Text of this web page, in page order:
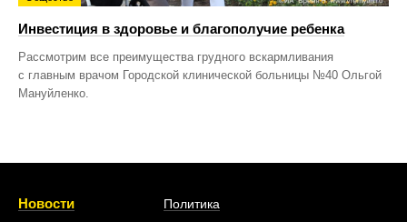
Инвестиция в здоровье и благополучие ребенка
Рассмотрим все преимущества грудного вскармливания
с главным врачом Городской клинической больницы №40 Ольгой
Мануйленко.
Новости
Политика